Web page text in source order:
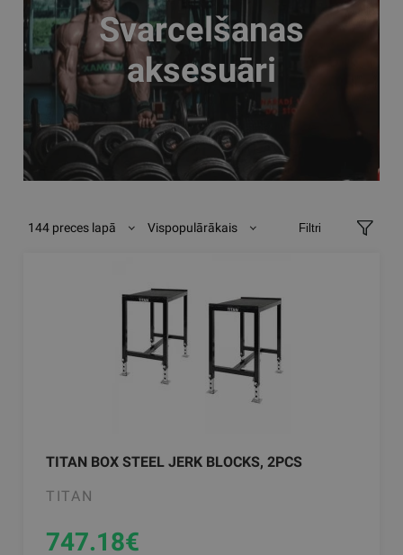
Svarcelšanas
aksesuāri
144 preces lapā Vispopulārākais Filtri
TITAN BOX STEEL JERK BLOCKS, 2PCS
TITAN
747.18€